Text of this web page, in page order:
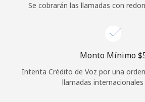
Se cobrarán las llamadas con
Monto Mínimo
Intenta Crédito de Voz por una
llamadas internacionales